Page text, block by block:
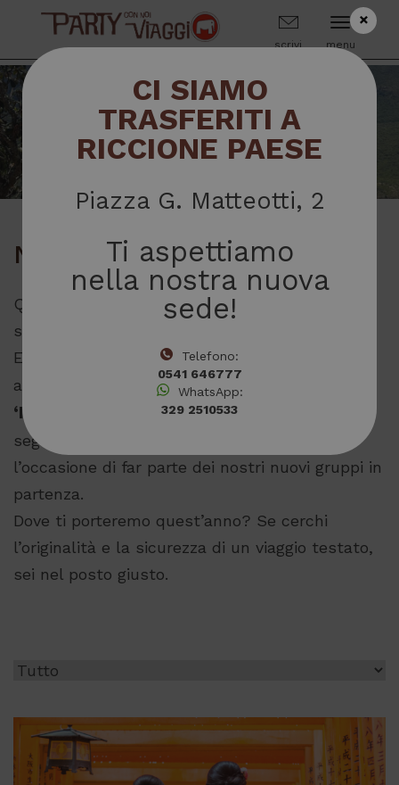
scrivi menu
NEWS
Novità 2026/2027
Qui troverai destinazioni inesplorate ed i
successi più amati.
Esplora le
novità 2026/2027
agenzia:
una raccolta esclusiva di viaggi
‘Nuove rotte’ ed i ‘Best Of’
segnato la nostra storia. Non perdere
l’occasione di far parte dei nostri nuovi gruppi in
partenza.
Dove ti porteremo quest’anno? Se cerchi
l’originalità e la sicurezza di un viaggio testato,
sei nel posto giusto.
×
CI SIAMO
TRASFERITI A
RICCIONE PAESE
Piazza G. Matteotti, 2
Ti aspettiamo
nella nostra nuova
sede!
Telefono:
0541 646777
WhatsApp:
329 2510533